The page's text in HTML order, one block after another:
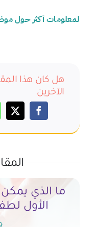
لمعلومات أكثر حول
هل كان هذا
الآخرين
ما الذي
الأول